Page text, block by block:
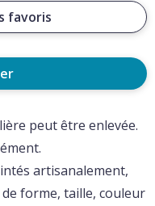
favoris
peut être enlevée.
artisanalement,
forme, taille, couleur